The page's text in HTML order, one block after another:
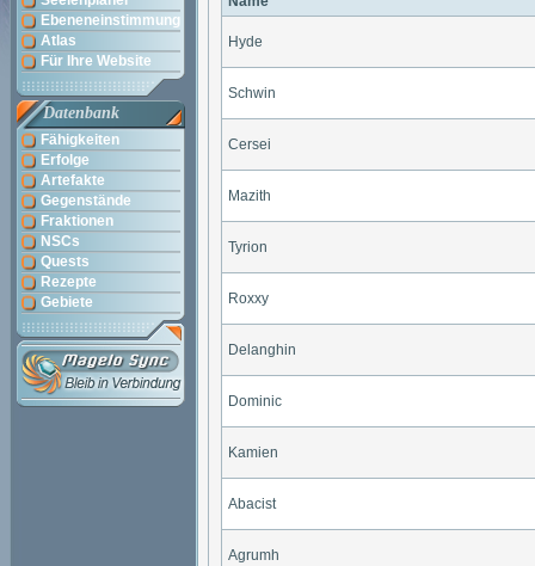
Ebeneneinstimmung
Atlas
Für Ihre Website
Datenbank
Fähigkeiten
Erfolge
Artefakte
Gegenstände
Fraktionen
NSCs
Quests
Rezepte
Gebiete
Hyde
Schwin
Cersei
Mazith
Tyrion
Roxxy
Delanghin
Dominic
Kamien
Abacist
Agrumh